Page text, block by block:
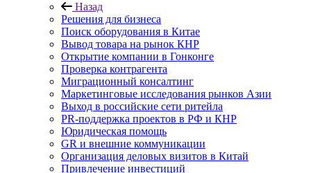
Назад
Решения для бизнеса
Поиск оборудования в Китае
Вывод товара на рынок КНР
Открытие компании в Гонконге
Проверка контрагента
Миграционный консалтинг
Маркетинговые исследования рынков Азии
Выход в российские сети ритейла
PR-поддержка проектов в РФ и КНР
Юридическая помощь
GR и внешние коммуникации
Организация деловых визитов в Китай
Привлечение инвестиций